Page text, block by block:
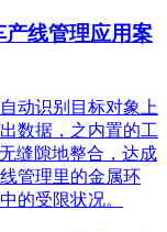
线管理应用案
动识别目标对象上
数据，之内置的工
缝隙地整合，达成
管理里的金属环
的受限状况。